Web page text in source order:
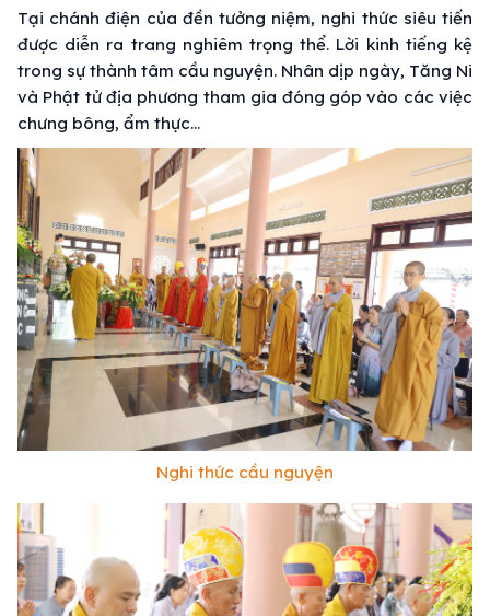
Tại chánh điện của đền tưởng niệm, nghi thức siêu tiến
được diễn ra trang nghiêm trọng thể. Lời kinh tiếng kệ
trong sự thành tâm cầu nguyện. Nhân dịp ngày, Tăng Ni
và Phật tử địa phương tham gia đóng góp vào các việc
chưng bông, ẩm thực…
Nghi thức cầu nguyện